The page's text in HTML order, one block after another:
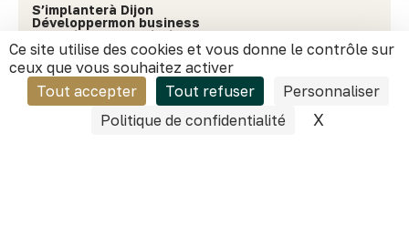
Ce site utilise des cookies et vous donne le contrôle sur
ceux que vous souhaitez activer
Tout accepter
Tout refuser
Personnaliser
Politique de confidentialité
X
S’implanterà Dijon
Développermon business
Investirsur le territoire
ChoisirDijon
Ressources
Success stories
Actualités
Nos secteurs phares
Qui sommes-nous ?